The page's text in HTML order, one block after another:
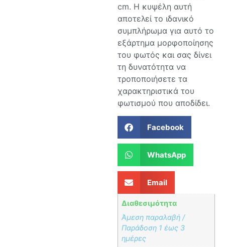
cm. Η κυψέλη αυτή
αποτελεί το ιδανικό
συμπλήρωμα για αυτό το
εξάρτημα μορφοποίησης
του φωτός και σας δίνει
τη δυνατότητα να
τροποποιήσετε τα
χαρακτηριστικά του
φωτισμού που αποδίδει.
Facebook
WhatsApp
Email
Διαθεσιμότητα
Άμεση παραλαβή /
Παράδoση 1 έως 3
ημέρες